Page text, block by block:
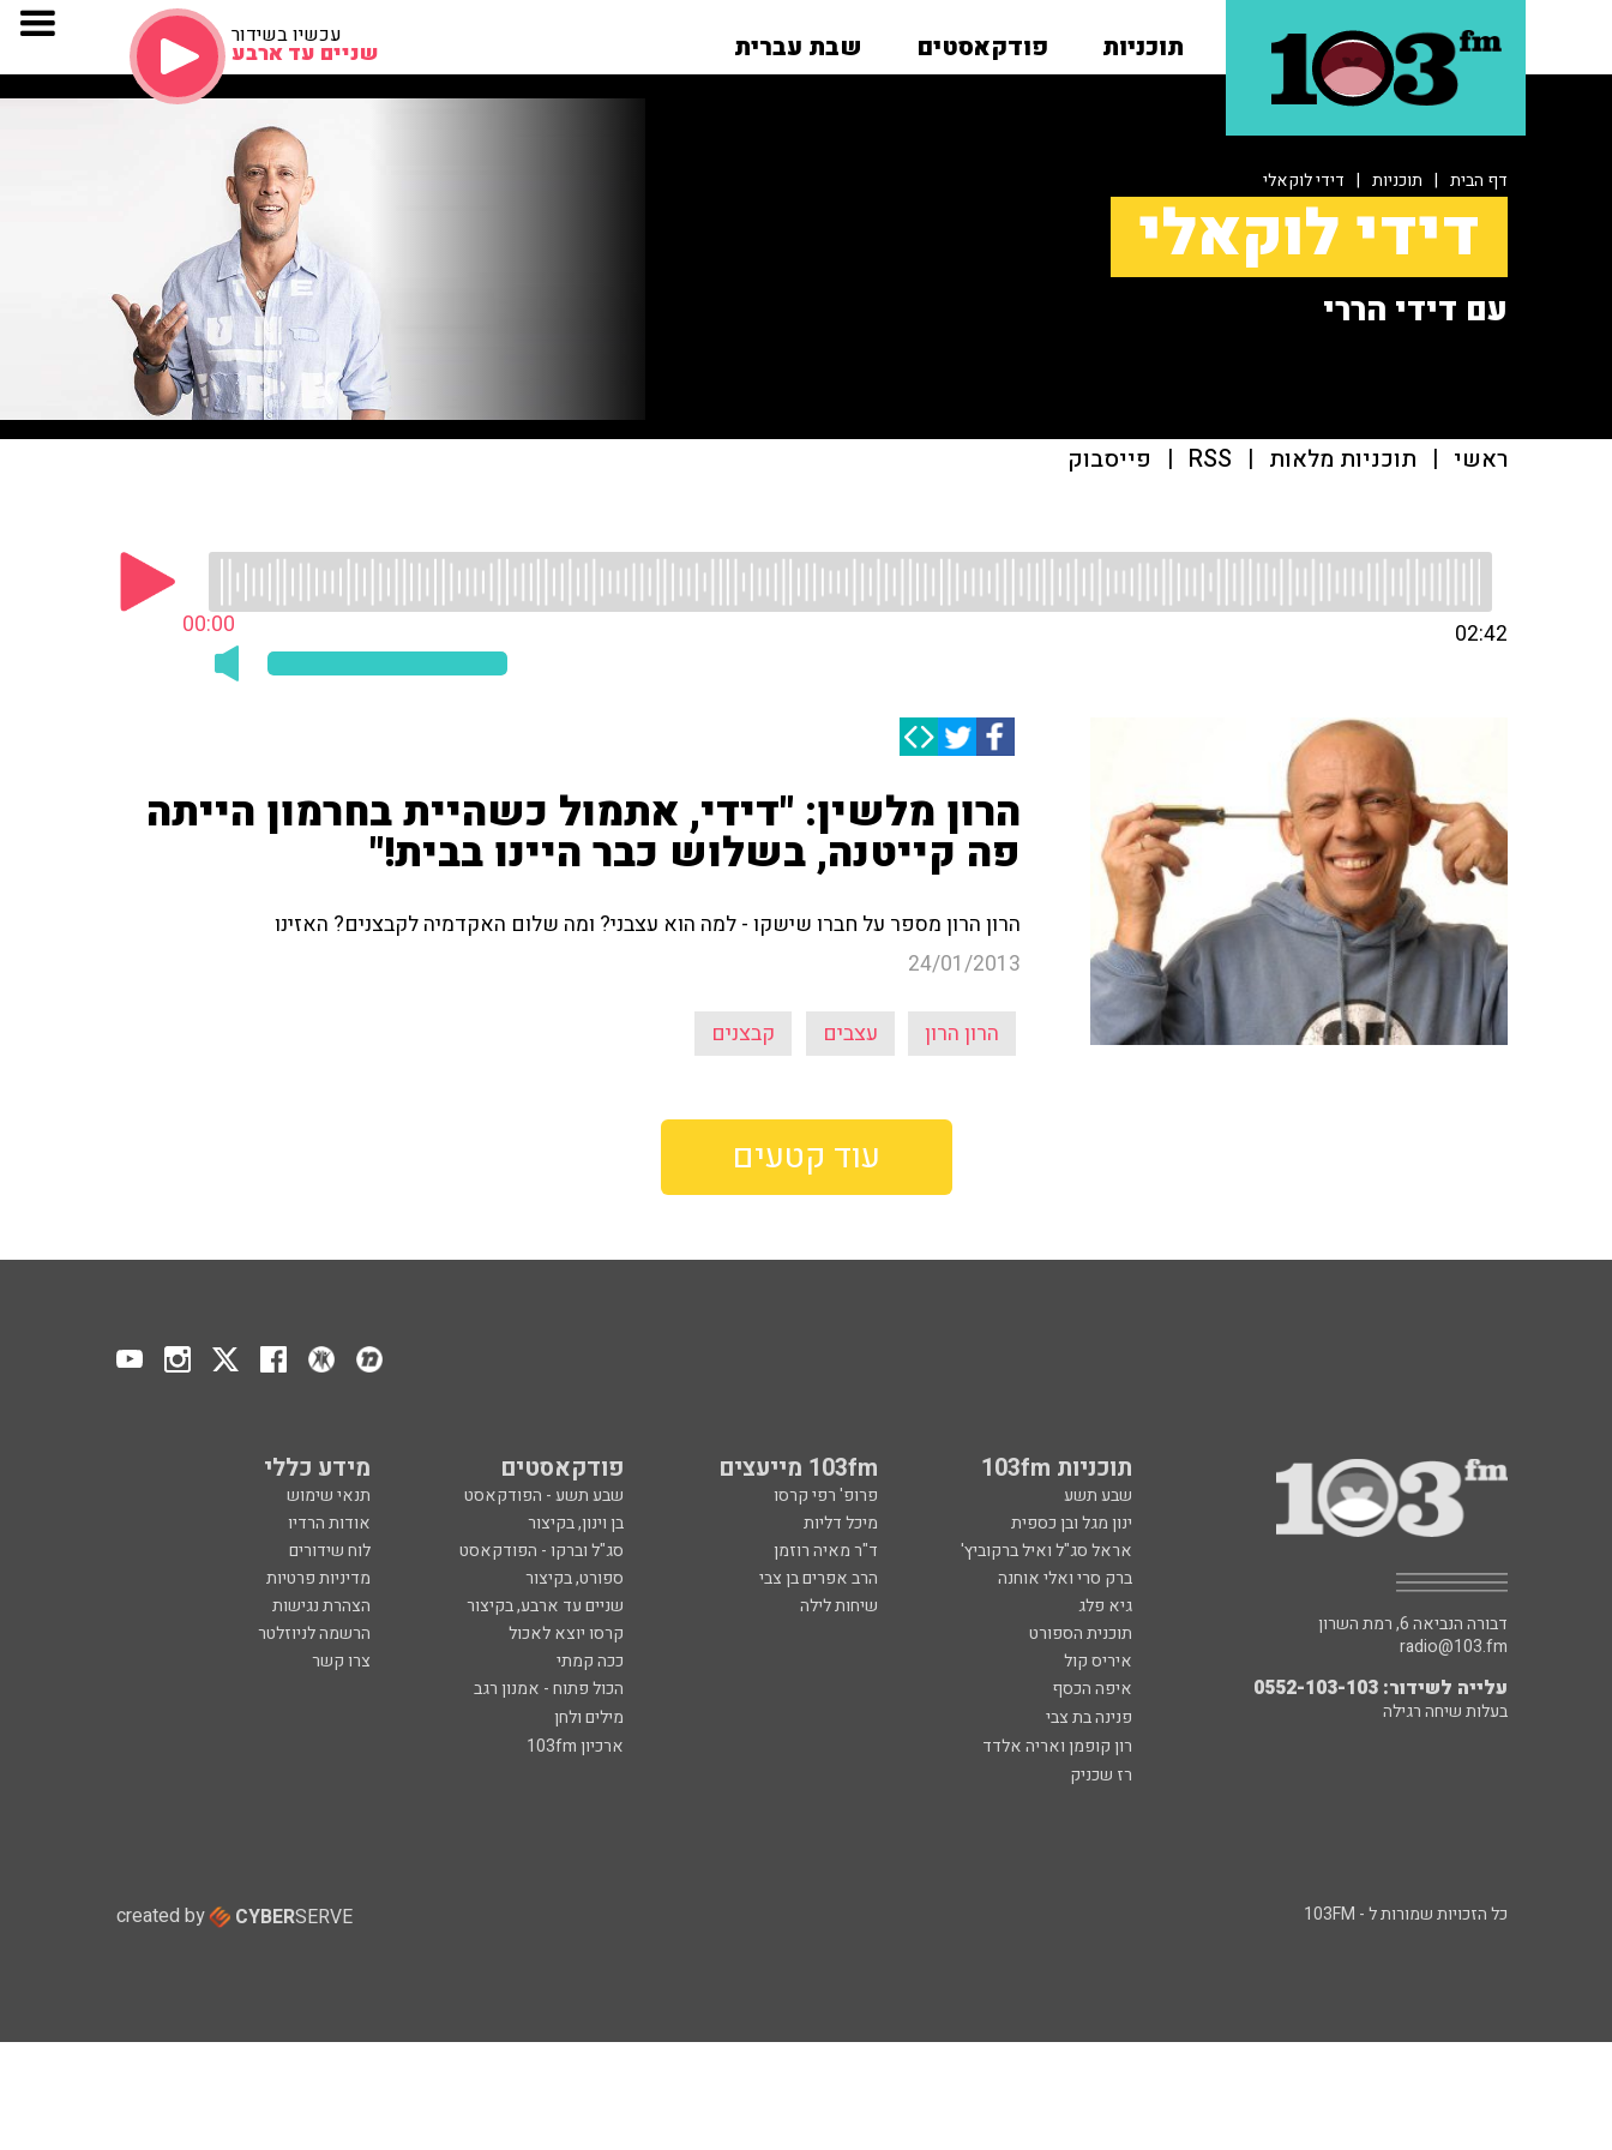
תוכניות פודקאסטים שבת עברית עכשיו בשידור
שניים עד ארבע
דף הבית | תוכניות | דידי לוקאלי
דידי לוקאלי
עם דידי הררי
ראשי | תוכניות מלאות |
RSS
| פייסבוק
00:00 02:42
הרון מלשין: "דידי, אתמול כשהיית בחרמון הייתה
פה קייטנה, בשלוש כבר היינו בבית!"
הרון הרון מספר על חברו שישקו - למה הוא עצבני? ומה שלום האקדמיה לקבצנים? האזינו
24/01/2013
הרון הרון עצבים קבצנים
עוד קטעים
תוכניות 103fm 103fm מייעצים פודקאסטים מידע כללי
שבע תשע פרופ' רפי קרסו שבע תשע - הפודקאסט
תנאי שימוש
ינון מגל ובן כספית
מיכל דליות בן וינון, בקיצור
אודות הרדיו
אראל סג"ל ואיל ברקוביץ'
ד"ר מאיה רוזמן סג"ל וברקו - הפודקאסט
לוח שידורים
ברק סרי ואלי אוחנה
הרב אפרים בן צבי ספורט, בקיצור
מדיניות פרטיות
גיא פלג
שיחות לילה שניים עד ארבע, בקיצור
הצהרת נגישות
תוכנית הספורט
קרסו יוצא לאכול
הרשמה לניוזלטר
איריס קול
ככה קמתי
צרו קשר
איפה הכסף
הכול פתוח - אמנון רגב
פנינה בת צבי
מילים ולחן
רון קופמן ואריה אלדד
ארכיון 103fm
רז שכניק
דבורה הנביאה 6, רמת השרון
radio@103.fm
עלייה לשידור: 0552-103-103
בעלות שיחה רגילה
כל הזכויות שמורות ל - 103FM created by CYBERSERVE